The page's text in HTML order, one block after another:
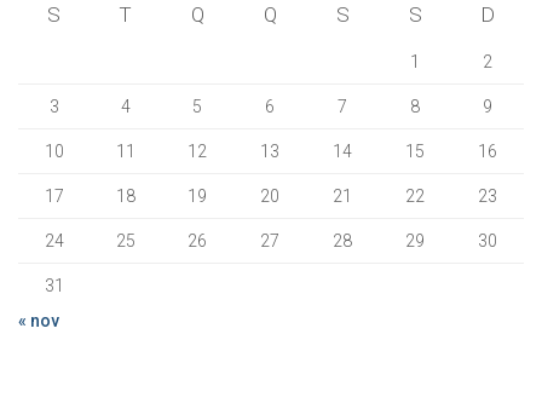
S T Q Q S S D
1 2
3 4 5 6 7 8 9
10 11 12 13 14 15 16
17 18 19 20 21 22 23
24 25 26 27 28 29 30
31
« nov